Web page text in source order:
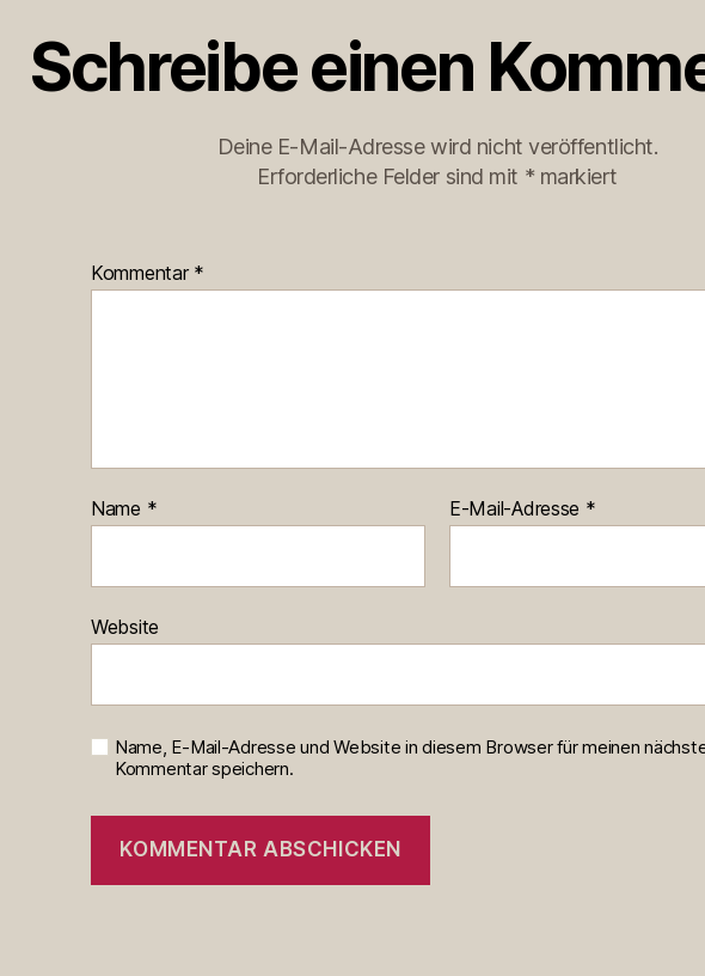
Schreibe einen
Deine E-Mail-Adresse wird nicht veröffentlicht.
Erforderliche Felder sind mit * markiert
Kommentar *
Name * E-Mail-Adresse *
Website
Name, E-Mail-Adresse und Website in diesem Browser für meinen
Kommentar speichern.